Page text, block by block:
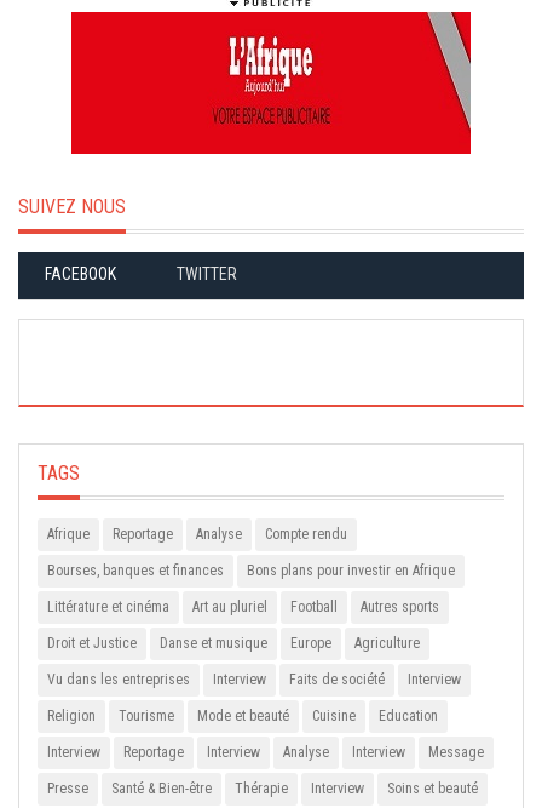
SUIVEZ NOUS
FACEBOOK TWITTER
TAGS
Afrique Reportage Analyse Compte rendu
Bourses, banques et finances Bons plans pour investir en Afrique
Littérature et cinéma Art au pluriel Football Autres sports
Droit et Justice Danse et musique Europe Agriculture
Vu dans les entreprises Interview Faits de société Interview
Religion Tourisme Mode et beauté Cuisine Education
Interview Reportage Interview Analyse Interview Message
Presse Santé & Bien-être Thérapie Interview Soins et beauté